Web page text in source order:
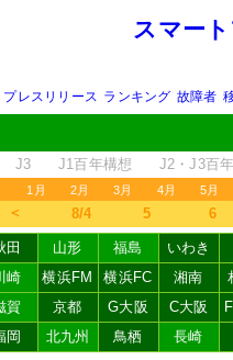
スマー
プレスリリース ランキング 故障者
J3 J1百年構想 J2・J3百
1月 2月 3月 4月 5月
＜ 8/4 5 6
田 山形 福島
いわき
崎 横浜FM 横浜FC 湘南
賀 京都 G大阪 C大阪
岡 北九州 鳥栖 長崎